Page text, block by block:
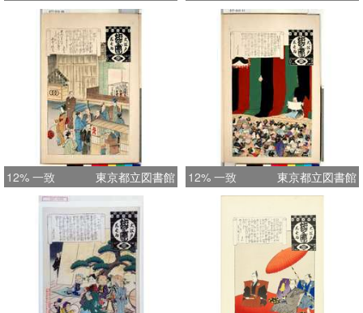
12% 一致 東京都立図書館 12% 一致 東京都立図書館